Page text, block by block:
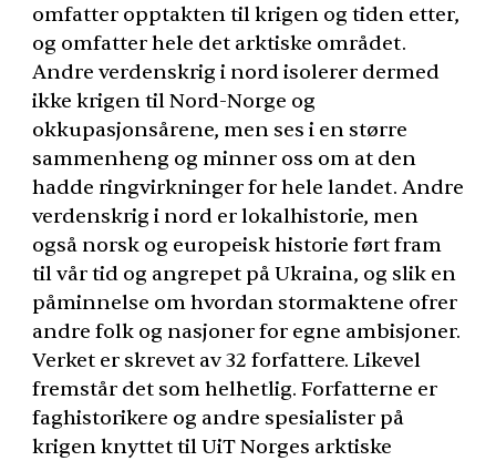
omfatter opptakten til krigen og tiden etter,
og omfatter hele det arktiske området.
Andre verdenskrig i nord isolerer dermed
ikke krigen til Nord-Norge og
okkupasjonsårene, men ses i en større
sammenheng og minner oss om at den
hadde ringvirkninger for hele landet. Andre
verdenskrig i nord er lokalhistorie, men
også norsk og europeisk historie ført fram
til vår tid og angrepet på Ukraina, og slik en
påminnelse om hvordan stormaktene ofrer
andre folk og nasjoner for egne ambisjoner.
Verket er skrevet av 32 forfattere. Likevel
fremstår det som helhetlig. Forfatterne er
faghistorikere og andre spesialister på
krigen knyttet til UiT Norges arktiske